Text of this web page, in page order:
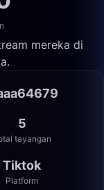
mereka di
5
tayangan
Tiktok
Platform